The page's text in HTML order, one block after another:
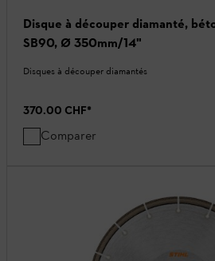
Disque à découper diamanté,
SB90, Ø 350mm/14"
Disques à découper diamantés
370.00 CHF*
Comparer